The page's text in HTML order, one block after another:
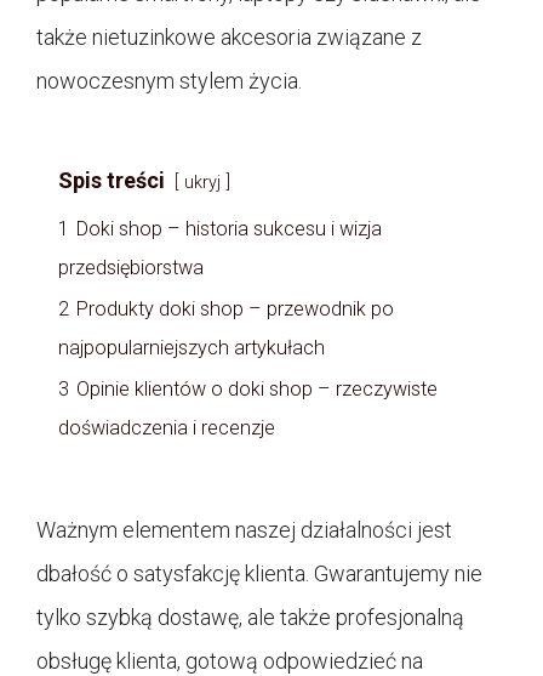
także nietuzinkowe akcesoria związane z
nowoczesnym stylem życia.
Spis treści ukryj
1
Doki shop – historia sukcesu i wizja
przedsiębiorstwa
2 Produkty doki shop – przewodnik po
najpopularniejszych artykułach
3 Opinie klientów o doki shop – rzeczywiste
doświadczenia i recenzje
Ważnym elementem naszej działalności jest
dbałość o satysfakcję klienta. Gwarantujemy nie
tylko szybką dostawę, ale także profesjonalną
obsługę klienta, gotową odpowiedzieć na